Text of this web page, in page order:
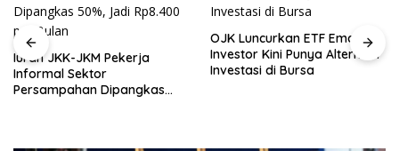
Iuran JKK-JKM Pekerja
Informal Sektor
Persampahan Dipangkas
OJK Luncurkan ETF Emas,
Investor Kini Punya Alternatif
Investasi di Bursa